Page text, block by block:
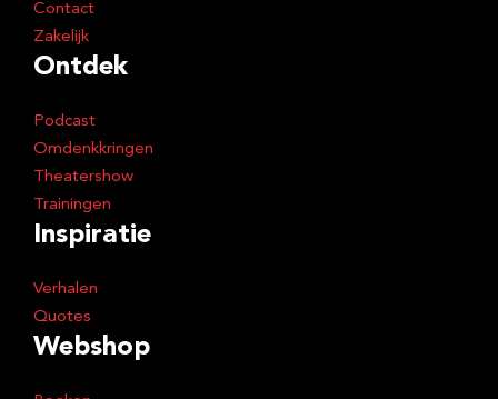
Contact
Zakelijk
Ontdek
Podcast
Omdenkkringen
Theatershow
Trainingen
Inspiratie
Verhalen
Quotes
Webshop